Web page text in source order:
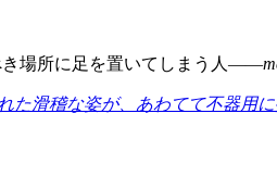
き場所に足を置いてしまう人——
滑稽な姿が、あわてて不器用